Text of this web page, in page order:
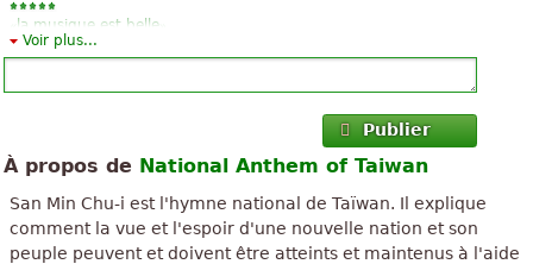
la musique est belle
Voir plus...
Publier
À propos de National Anthem of Taiwan
San Min Chu-i est l'hymne national de Taïwan. Il explique
comment la vue et l'espoir d'une nouvelle nation et son
peuple peuvent et doivent être atteints et maintenus à l'aide